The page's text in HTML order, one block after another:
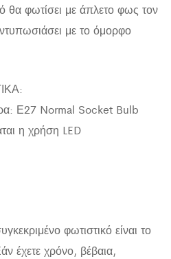
θα φωτίσει με άπλετο φως τον
με το όμορφο
Ε27 Normal Socket Bulb
η χρήση LED
φωτιστικό είναι το
έχετε χρόνο, βέβαια,